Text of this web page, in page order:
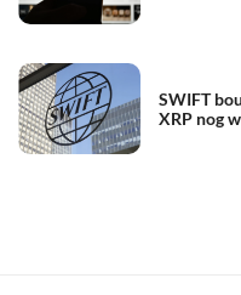
SWIFT
XRP nog